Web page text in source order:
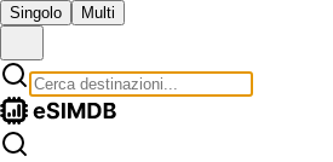
Singolo Multi